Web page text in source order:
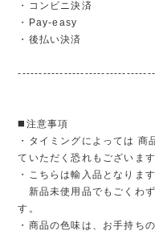
・コンビニ決済
・Pay-easy
・後払い決済
◼️注意事項
・タイミングによっては 商
ていただく恐れもございま
・こちらは輸入品となりま
新品未使用品でもごくわ
す。
・商品の色味は、お手持ち